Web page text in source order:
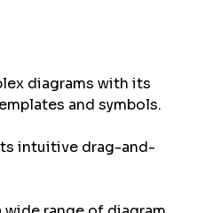
diagrams with its
and symbols.
intuitive drag-and-